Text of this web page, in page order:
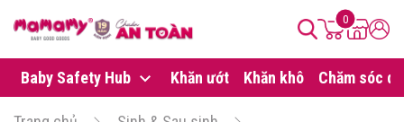
0
Baby Safety Hub Khăn ướt Khăn khô Chăm sóc da